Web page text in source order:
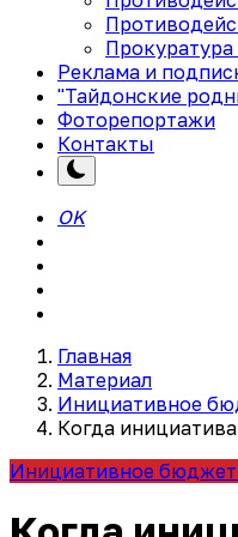
Реклама и
"Тайдонские
Фоторепортажи
Контакты
OK
Главная
Материал
Инициативное
Когда
Инициативное